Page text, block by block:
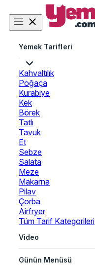
Yemek Tarifleri
Kahvaltılık
Poğaça
Kurabiye
Kek
Börek
Tatlı
Tavuk
Et
Sebze
Salata
Meze
Makarna
Pilav
Çorba
Airfryer
Tüm Tarif Kategorileri
Video
Günün Menüsü